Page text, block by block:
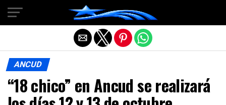
ANCUD
“18 chico” en Ancud se realizará
Salir de la versión móvil